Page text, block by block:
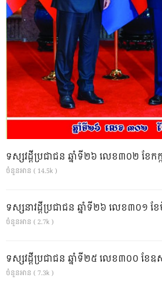
ទស្សវដ្តីប្រជាជន ឆ្នាំទី២៦ លេខ៣០២ ខែកក្
ចំនួនអាន ( 14.5k )
ទស្សនាវដ្ដីប្រជាជន ឆ្នាំទី២៦ លេខ៣០១ ខ
ចំនួនអាន ( 2.7k )
ទស្សវដ្តីប្រជាជន ឆ្នាំទី២៥ លេខ៣០០ ខែឧ
ចំនួនអាន ( 7.3k )